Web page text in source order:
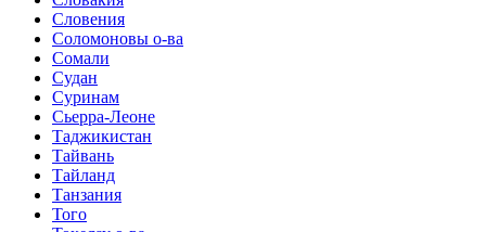
Словения
Соломоновы о-ва
Сомали
Судан
Суринам
Сьерра-Леоне
Таджикистан
Тайвань
Тайланд
Танзания
Того